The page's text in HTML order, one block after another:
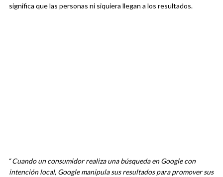
significa que las personas ni siquiera llegan a los resultados.
“Cuando un consumidor realiza una búsqueda en Google con
intención local, Google manipula sus resultados para promover sus